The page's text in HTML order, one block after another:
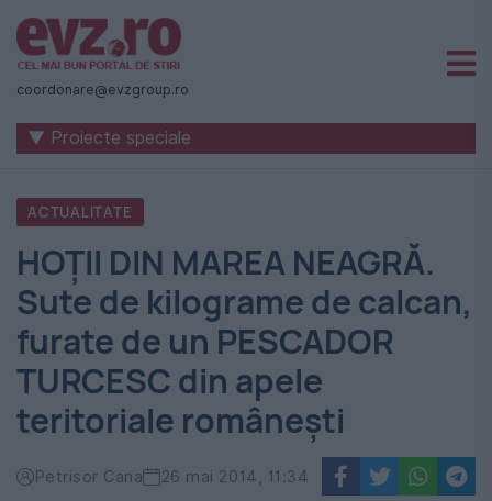
Știri
naționale
internaționale
România
-
Evenimentul
Zilei
coordonare@evzgroup.ro
▼ Proiecte speciale
ACTUALITATE
HOȚII DIN MAREA NEAGRĂ.
Sute de kilograme de calcan,
furate de un PESCADOR
TURCESC din apele
teritoriale românești
Petrisor Cana 26 mai 2014, 11:34